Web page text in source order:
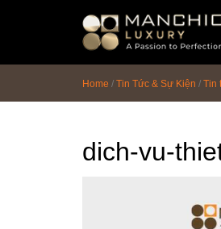
Home / Tin Tức & Sự Kiện / Tin
dich-vu-